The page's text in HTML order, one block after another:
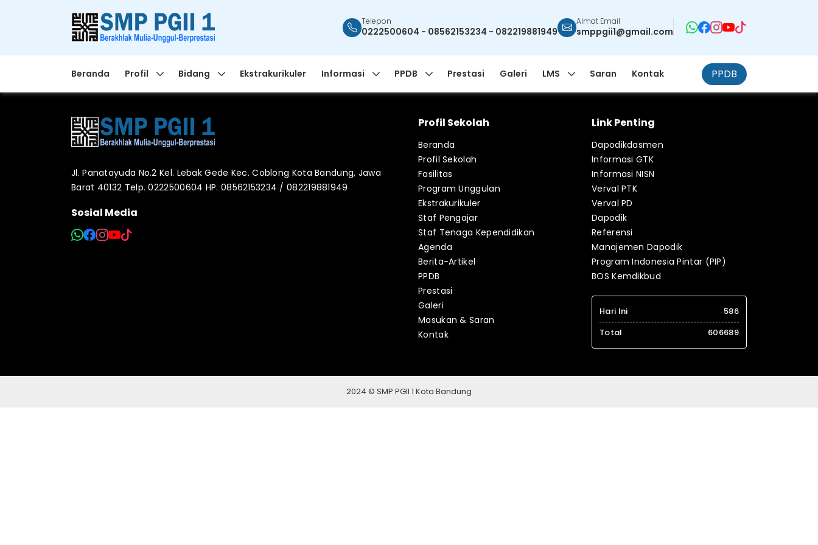
Telepon
0222500604 - 08562153234 - 082219881949
Almat Email
smppgii1@gmail.com
Beranda Profil Bidang Ekstrakurikuler Informasi PPDB Prestasi Galeri LMS Saran Kontak PPDB
Jl. Panatayuda No.2 Kel. Lebak Gede Kec. Coblong Kota Bandung, Jawa
Barat 40132 Telp. 0222500604 HP. 08562153234 / 082219881949
Sosial Media
Profil Sekolah
Beranda
Profil Sekolah
Fasilitas
Program Unggulan
Ekstrakurikuler
Staf Pengajar
Staf Tenaga Kependidikan
Agenda
Berita-Artikel
PPDB
Prestasi
Galeri
Masukan & Saran
Kontak
Link Penting
Dapodikdasmen
Informasi GTK
Informasi NISN
Verval PTK
Verval PD
Dapodik
Referensi
Manajemen Dapodik
Program Indonesia Pintar (PIP)
BOS Kemdikbud
Hari Ini
586
Total
606689
2024 © SMP PGII 1 Kota Bandung